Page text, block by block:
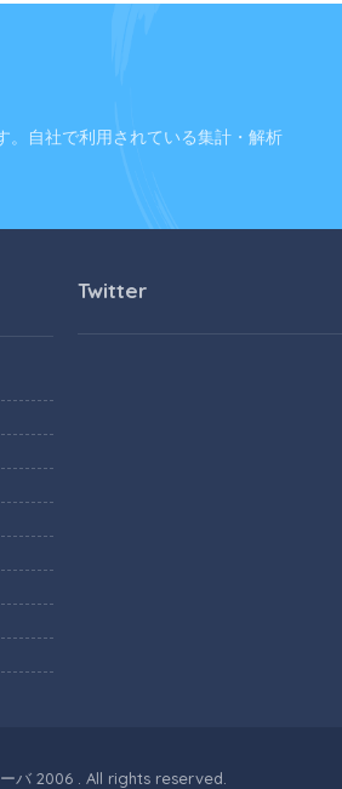
。自社で利用されている集計・解析
Twitter
バ2006 . All rights reserved.